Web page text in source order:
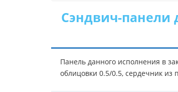
Сэндвич-панели
Панель данного исполнения в
облицовки 0.5/0.5, сердечник из